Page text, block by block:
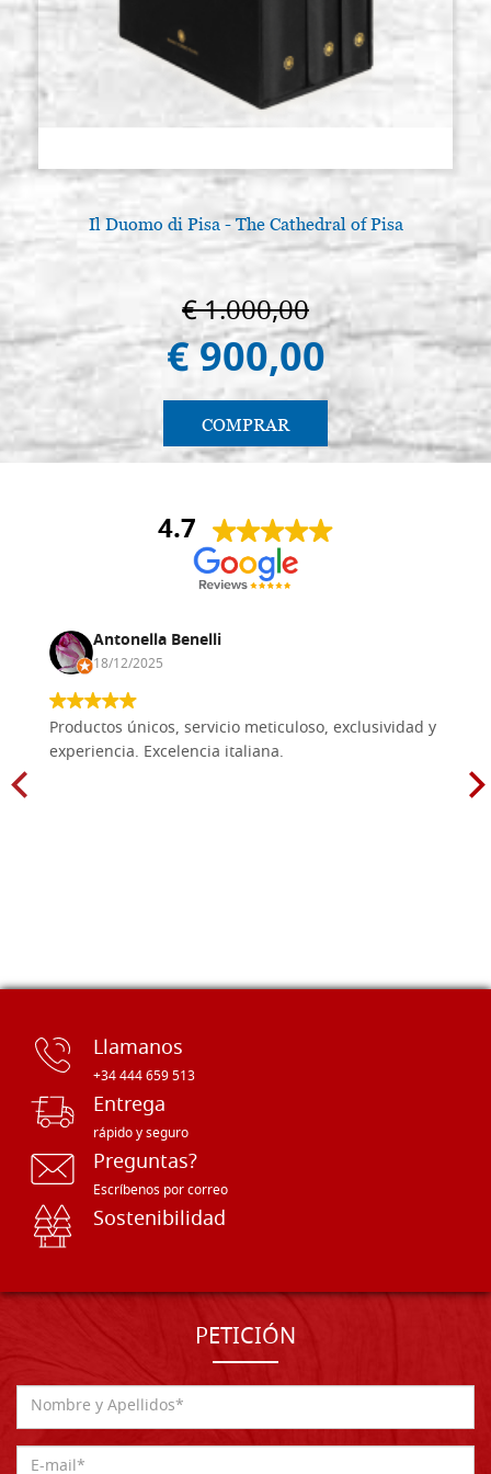
Il Duomo di Pisa - The Cathedral of Pisa
€ 1.000,00
€ 900,00
COMPRAR
4.7
Antonella Benelli
18/12/2025
Productos únicos, servicio meticuloso, exclusividad y
experiencia. Excelencia italiana.
Llamanos
+34 444 659 513
Entrega
rápido y seguro
Preguntas?
Escríbenos por correo
Sostenibilidad
PETICIÓN